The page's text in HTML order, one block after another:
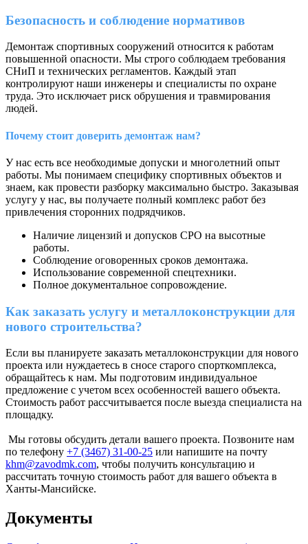
Безопасность и соблюдение нормативов
Демонтаж спортивных сооружений относится к работам
повышенной опасности. Мы строго соблюдаем требования
СНиП и технических регламентов. Каждый этап
контролируют наши инженеры и специалисты по охране
труда. Это исключает риск обрушения и травмирования
людей.
Почему стоит доверить демонтаж нам?
У нас есть все необходимые допуски и многолетний опыт
работы. Мы понимаем специфику спортивных объектов и
знаем, как провести разборку максимально быстро. Заказывая
услугу у нас, вы получаете полный комплекс работ без
привлечения сторонних подрядчиков.
Наличие лицензий и допусков СРО на высотные
работы.
Соблюдение оговоренных сроков демонтажа.
Использование современной спецтехники.
Полное документальное сопровождение.
Как заказать услугу и металлоконструкции для
нового строительства?
Если вы планируете заказать металлоконструкции для нового
проекта или нуждаетесь в сносе старого спорткомплекса,
обращайтесь к нам. Мы подготовим индивидуальное
предложение с учетом всех особенностей вашего объекта.
Стоимость работ рассчитывается после выезда специалиста на
площадку.
Мы готовы обсудить детали вашего проекта. Позвоните нам
по телефону +7 (3467) 31-00-25 или напишите на почту
khm@zavodmk.com, чтобы получить консультацию и
рассчитать точную стоимость работ для вашего объекта в
Ханты-Мансийске.
Документы